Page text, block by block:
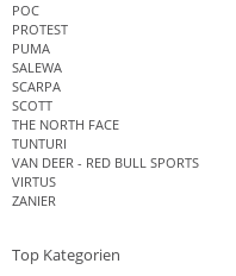
POC
PROTEST
PUMA
SALEWA
SCARPA
SCOTT
THE NORTH FACE
TUNTURI
VAN DEER - RED BULL SPORTS
VIRTUS
ZANIER
Top Kategorien